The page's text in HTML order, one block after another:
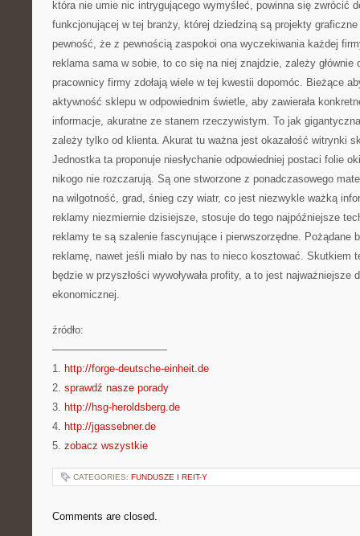
która nie umie nic intrygującego wymyśleć, powinna się zwrócić
funkcjonującej w tej branży, której dziedziną są projekty
pewność, że z pewnością zaspokoi ona wyczekiwania każdej
reklama sama w sobie, to co się na niej znajdzie, zależy głównie
pracownicy firmy zdołają wiele w tej kwestii dopomóc. Bieżące
aktywność sklepu w odpowiednim świetle, aby zawierała
informacje, akuratne ze stanem rzeczywistym. To jak
zależy tylko od klienta. Akurat tu ważna jest okazałość witrynki
Jednostka ta proponuje niesłychanie odpowiedniej postaci folie
nikogo nie rozczarują. Są one stworzone z ponadczasowego
na wilgotność, grad, śnieg czy wiatr, co jest niezwykle ważką
reklamy niezmiernie dzisiejsze, stosuje do tego najpóźniejsze
reklamy te są szalenie fascynujące i pierwszorzędne. Pożądane
reklamę, nawet jeśli miało by nas to nieco kosztować. Skutkiem
będzie w przyszłości wywoływała profity, a to jest najważniejsze
ekonomicznej.
źródło:
———————————
1. http://forge-deutsche-einheit.de
2. sprawdź nasze porady
3. http://hsg-heroldsberg.de
4. http://jgassebner.de
5. zobacz wszystkie
CATEGORIES: FUNDUSZE I REIT-Y
Comments are closed.